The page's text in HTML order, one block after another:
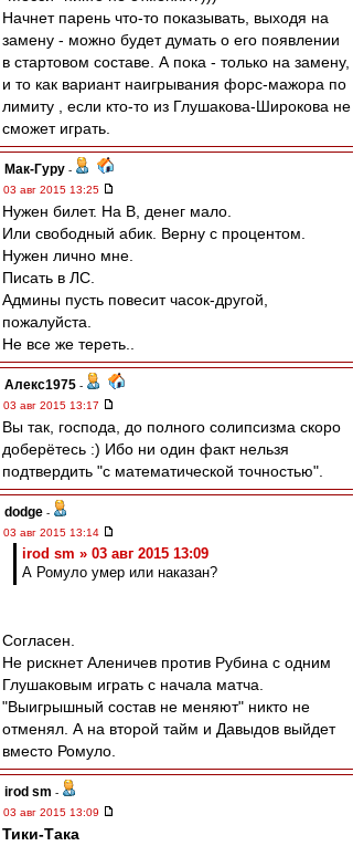
Начнет парень что-то показывать, выходя на
замену - можно будет думать о его появлении
в стартовом составе. А пока - только на замену,
и то как вариант наигрывания форс-мажора по
лимиту , если кто-то из Глушакова-Широкова не
сможет играть.
Мак-Гуру -
03 авг 2015 13:25
Нужен билет. На В, денег мало.
Или свободный абик. Верну с процентом.
Нужен лично мне.
Писать в ЛС.
Админы пусть повесит часок-другой,
пожалуйста.
Не все же тереть..
Алекс1975 -
03 авг 2015 13:17
Вы так, господа, до полного солипсизма скоро
доберётесь :) Ибо ни один факт нельзя
подтвердить "с математической точностью".
dodge -
03 авг 2015 13:14
irod sm » 03 авг 2015 13:09
А Ромуло умер или наказан?
Согласен.
Не рискнет Аленичев против Рубина с одним
Глушаковым играть с начала матча.
"Выигрышный состав не меняют" никто не
отменял. А на второй тайм и Давыдов выйдет
вместо Ромуло.
irod sm -
03 авг 2015 13:09
Тики-Така